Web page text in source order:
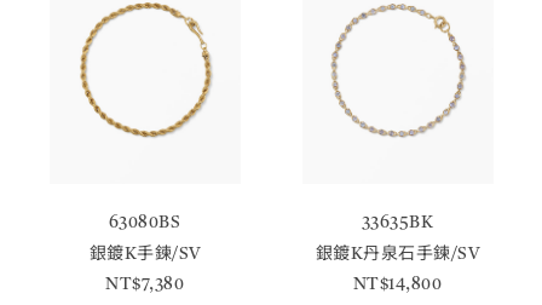
63080BS
銀鍍K手鍊/SV
NT$7,380
33635BK
銀鍍K丹泉石手鍊/SV
NT$14,800